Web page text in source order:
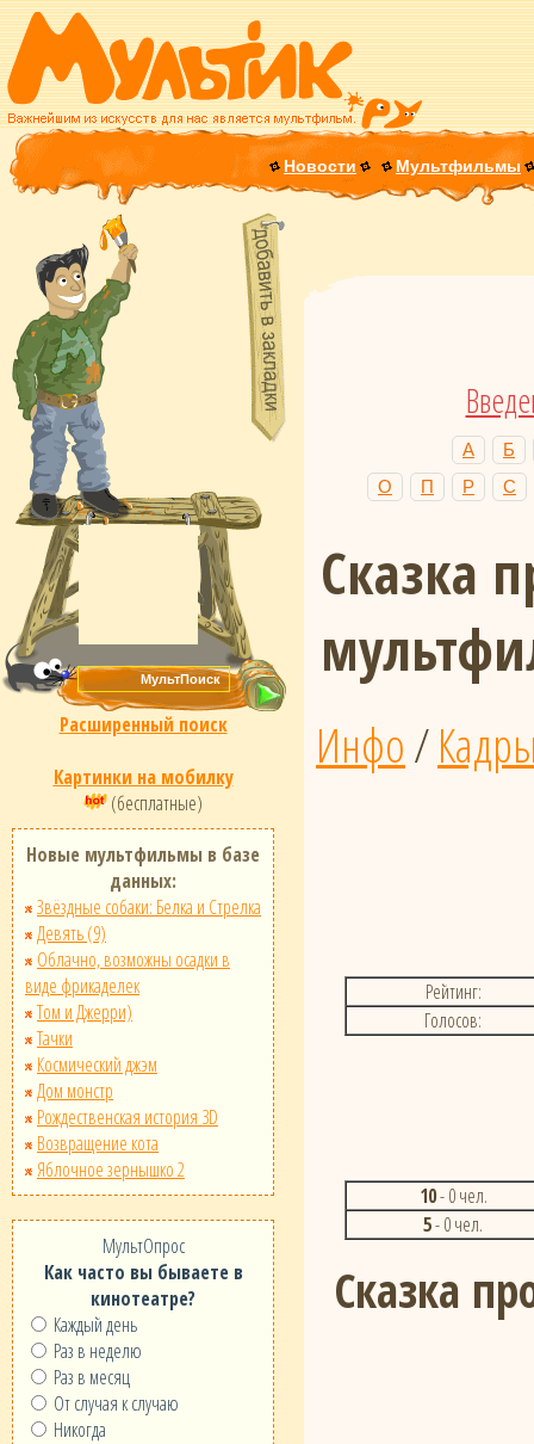
Новости Мультфильмы
Расширенный поиск
Картинки на мобилку
(бесплатные)
Новые мультфильмы в базе
данных:
Звёздные собаки: Белка и Стрелка
Девять (9)
Облачно, возможны осадки в
виде фрикаделек
Том и Джерри)
Тачки
Космический джэм
Дом монстр
Рождественская история 3D
Возвращение кота
Яблочное зернышко 2
МультОпрос
Как часто вы бываете в
кинотеатре?
Каждый день
Раз в неделю
Раз в месяц
От случая к случаю
Никогда
А
Б
О
П Р С
Сказка
Инфо/
Рейтинг:
Голосов:
10- 0 чел.
5- 0 чел.
Сказка